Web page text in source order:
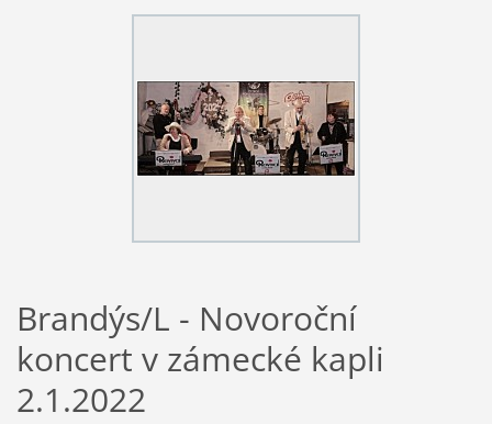
Brandýs/L - Novoroční
koncert v zámecké kapli
2.1.2022